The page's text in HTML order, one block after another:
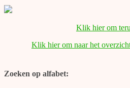
Klik hier om
Klik hier om naar het
Zoeken op alfabet: